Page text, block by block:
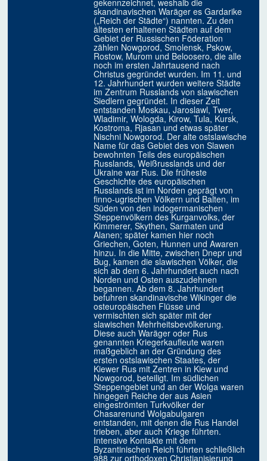
gekennzeichnet, weshalb die
skandinavischen Waräger es Gardarike
(„Reich der Städte“) nannten. Zu den
ältesten erhaltenen Städten auf dem
Gebiet der Russischen Föderation
zählen Nowgorod, Smolensk, Pskow,
Rostow, Murom und Beloosero, die alle
noch im ersten Jahrtausend nach
Christus gegründet wurden. Im 11. und
12. Jahrhundert wurden weitere Städte
im Zentrum Russlands von slawischen
Siedlern gegründet. In dieser Zeit
entstanden Moskau, Jaroslawl, Twer,
Wladimir, Wologda, Kirow, Tula, Kursk,
Kostroma, Rjasan und etwas später
Nischni Nowgorod. Der alte ostslawische
Name für das Gebiet des von Slawen
bewohnten Teils des europäischen
Russlands, Weißrusslands und der
Ukraine war Rus. Die früheste
Geschichte des europäischen
Russlands ist im Norden geprägt von
finno-ugrischen Völkern und Balten, im
Süden von den indogermanischen
Steppenvölkern des Kurganvolks, der
Kimmerer, Skythen, Sarmaten und
Alanen; später kamen hier noch
Griechen, Goten, Hunnen und Awaren
hinzu. In die Mitte, zwischen Dnepr und
Bug, kamen die slawischen Völker, die
sich ab dem 6. Jahrhundert auch nach
Norden und Osten auszudehnen
begannen. Ab dem 8. Jahrhundert
befuhren skandinavische Wikinger die
osteuropäischen Flüsse und
vermischten sich später mit der
slawischen Mehrheitsbevölkerung.
Diese auch Waräger oder Rus
genannten Kriegerkaufleute waren
maßgeblich an der Gründung des
ersten ostslawischen Staates, der
Kiewer Rus mit Zentren in Kiew und
Nowgorod, beteiligt. Im südlichen
Steppengebiet und an der Wolga waren
hingegen Reiche der aus Asien
eingeströmten Turkvölker der
Chasarenund Wolgabulgaren
entstanden, mit denen die Rus Handel
trieben, aber auch Kriege führten.
Intensive Kontakte mit dem
Byzantinischen Reich führten schließlich
988 zur orthodoxen Christianisierung